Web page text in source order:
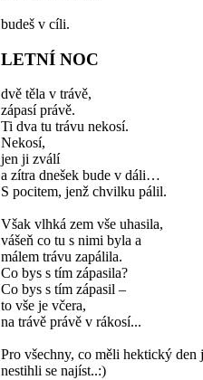
budeš v cíli.
LETNÍ NOC
dvě těla v trávě,
zápasí právě.
Ti dva tu trávu nekosí.
Nekosí,
jen ji zválí
a zítra dnešek bude v dáli…
S pocitem, jenž chvilku pálil.
Však vlhká zem vše uhasila,
vášeň co tu s nimi byla a
málem trávu zapálila.
Co bys s tím zápasila?
Co bys s tím zápasil –
to vše je včera,
na trávě právě v rákosí...
Pro všechny, co měli hektický den
nestihli se najíst..:)